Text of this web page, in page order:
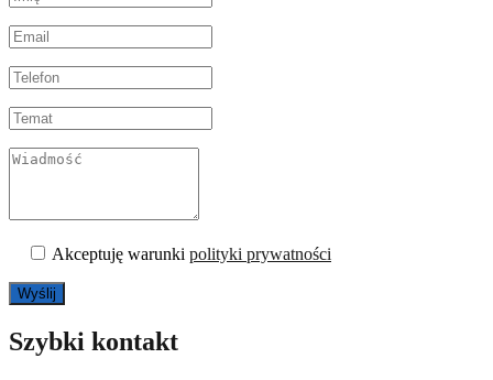
Akceptuję warunki polityki prywatności
Szybki kontakt